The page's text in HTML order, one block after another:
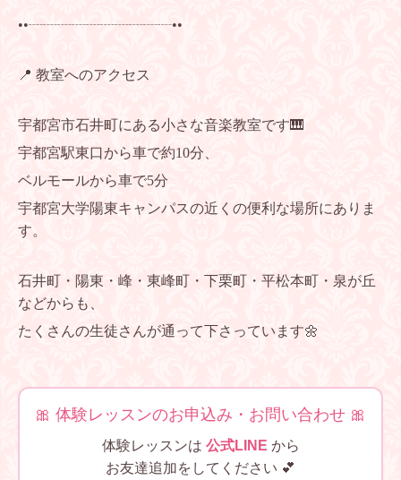
••┈┈┈┈┈┈┈┈┈┈••
📍 教室へのアクセス
宇都宮市石井町にある小さな音楽教室です🎹
宇都宮駅東口から車で約10分、
ベルモールから車で5分
宇都宮大学陽東キャンパスの近くの便利な場所にありま
す。
石井町・陽東・峰・東峰町・下栗町・平松本町・泉が丘
などからも、
たくさんの生徒さんが通って下さっています🌼
🎀 体験レッスンのお申込み・お問い合わせ 🎀
体験レッスンは 公式LINE から
お友達追加をしてください 💕